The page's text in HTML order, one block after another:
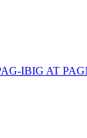
IBIG AT